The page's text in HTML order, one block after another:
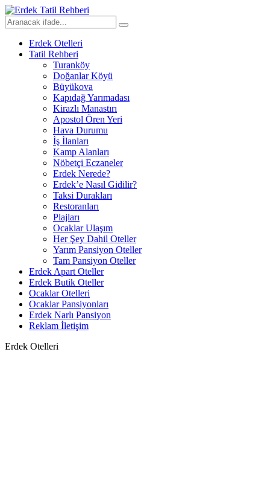
Erdek Otelleri
Tatil Rehberi
Turanköy
Doğanlar Köyü
Büyükova
Kapıdağ Yarımadası
Kirazlı Manastırı
Apostol Ören Yeri
Hava Durumu
İş İlanları
Kamp Alanları
Nöbetçi Eczaneler
Erdek Nerede?
Erdek’e Nasıl Gidilir?
Taksi Durakları
Restoranları
Plajları
Ocaklar Ulaşım
Her Şey Dahil Oteller
Yarım Pansiyon Oteller
Tam Pansiyon Oteller
Erdek Apart Oteller
Erdek Butik Oteller
Ocaklar Otelleri
Ocaklar Pansiyonları
Erdek Narlı Pansiyon
Reklam İletişim
Erdek Otelleri